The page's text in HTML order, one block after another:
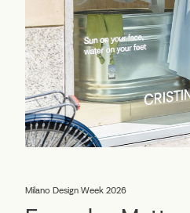
Milano Design Week 2026